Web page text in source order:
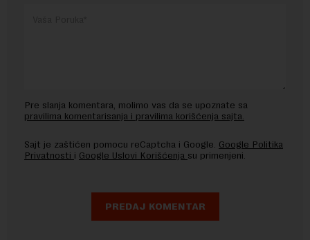
Pre slanja komentara, molimo vas da se upoznate sa
pravilima komentarisanja i pravilima korišćenja sajta.
Sajt je zaštićen pomocu reCaptcha i Google. Google Politika
Privatnosti i Google Uslovi Korišćenja su primenjeni.